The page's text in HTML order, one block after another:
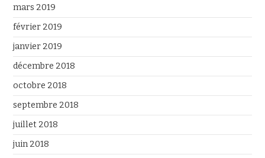
mars 2019
février 2019
janvier 2019
décembre 2018
octobre 2018
septembre 2018
juillet 2018
juin 2018